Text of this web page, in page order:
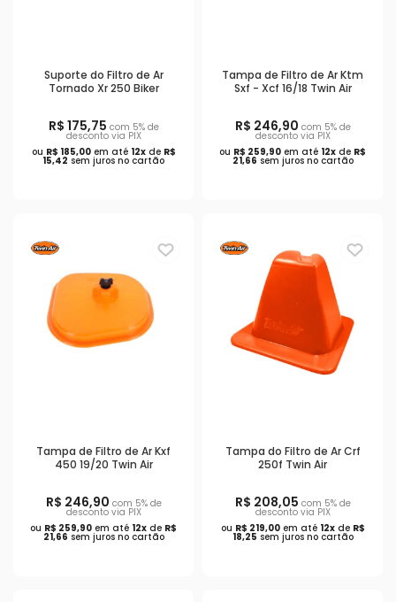
Suporte do Filtro de Ar
Tornado Xr 250 Biker
R$ 175,75 com 5% de
desconto via PIX
ou R$ 185,00em até 12xde R$
15,42 sem juros no cartão
Tampa de Filtro de Ar Ktm
Sxf - Xcf 16/18 Twin Air
R$ 246,90 com 5% de
desconto via PIX
ou R$ 259,90 em até 12x de R$
21,66 sem juros no cartão
Tampa de Filtro de Ar Kxf
450 19/20 Twin Air
R$ 246,90 com 5% de
desconto via PIX
ou R$ 259,90 em até 12x de R$
21,66 sem juros no cartão
Tampa do Filtro de Ar Crf
250f Twin Air
R$ 208,05 com 5% de
desconto via PIX
ou R$ 219,00em até 12xde R$
18,25 sem juros no cartão